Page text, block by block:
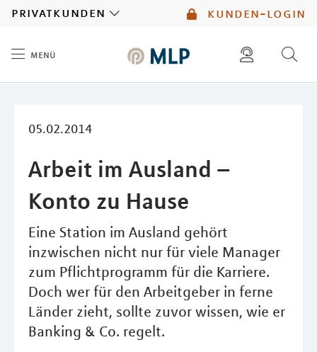
kunden-login
privatkunden
menü
05.02.2014
Arbeit im Ausland –
Konto zu Hause
Eine Station im Ausland gehört
inzwischen nicht nur für viele Manager
zum Pflichtprogramm für die Karriere.
Doch wer für den Arbeitgeber in ferne
Länder zieht, sollte zuvor wissen, wie er
Banking & Co. regelt.